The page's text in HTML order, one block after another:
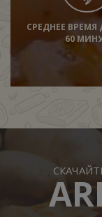
СРЕДНЕЕ ВРЕМЯ
60